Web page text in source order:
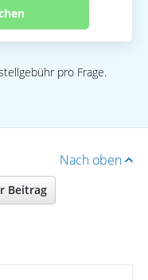
pro Frage.
Nach oben
Beitrag